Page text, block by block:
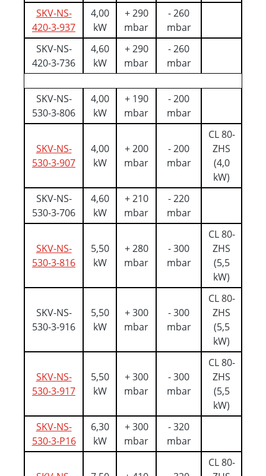
SKV-NS-
420-3-937
4,00
kW
+ 290
mbar
- 260
mbar
SKV-NS-
420-3-736
4,60
kW
+ 290
mbar
- 260
mbar
SKV-NS-
530-3-806
4,00
kW
+ 190
mbar
- 200
mbar
SKV-NS-
530-3-907
4,00
kW
+ 200
mbar
- 200
mbar
CL 80-
ZHS
(4,0
kW)
SKV-NS-
530-3-706
4,60
kW
+ 210
mbar
- 220
mbar
SKV-NS-
530-3-816
5,50
kW
+ 280
mbar
- 300
mbar
CL 80-
ZHS
(5,5
kW)
SKV-NS-
530-3-916
5,50
kW
+ 300
mbar
- 300
mbar
CL 80-
ZHS
(5,5
kW)
SKV-NS-
530-3-917
5,50
kW
+ 300
mbar
- 300
mbar
CL 80-
ZHS
(5,5
kW)
SKV-NS-
530-3-P16
6,30
kW
+ 300
mbar
- 320
mbar
CL 80-